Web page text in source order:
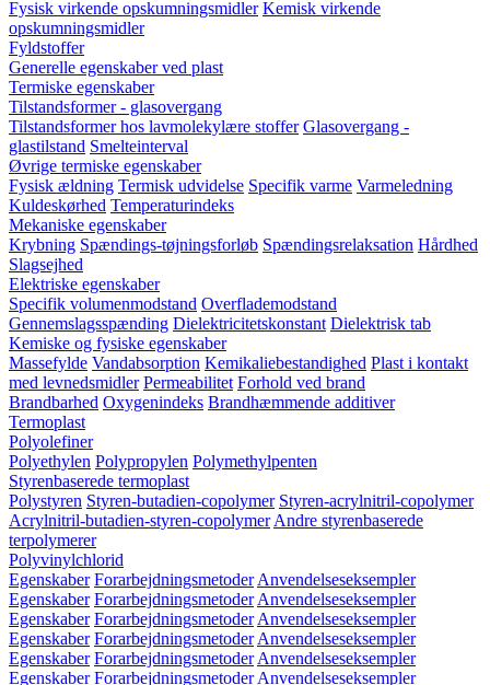
Fysisk virkende opskumningsmidler Kemisk virkende
opskumningsmidler
Fyldstoffer
Generelle egenskaber ved plast
Termiske egenskaber
Tilstandsformer - glasovergang
Tilstandsformer hos lavmolekylære stoffer Glasovergang -
glastilstand Smelteinterval
Øvrige termiske egenskaber
Fysisk ældning Termisk udvidelse Specifik varme Varmeledning
Kuldeskørhed Temperaturindeks
Mekaniske egenskaber
Krybning Spændings-tøjningsforløb Spændingsrelaksation Hårdhed
Slagsejhed
Elektriske egenskaber
Specifik volumenmodstand Overflademodstand
Gennemslagsspænding Dielektricitetskonstant Dielektrisk tab
Kemiske og fysiske egenskaber
Massefylde Vandabsorption Kemikaliebestandighed Plast i kontakt
med levnedsmidler Permeabilitet Forhold ved brand
Brandbarhed Oxygenindeks Brandhæmmende additiver
Termoplast
Polyolefiner
Polyethylen Polypropylen Polymethylpenten
Styrenbaserede termoplast
Polystyren Styren-butadien-copolymer Styren-acrylnitril-copolymer
Acrylnitril-butadien-styren-copolymer Andre styrenbaserede
terpolymerer
Polyvinylchlorid
Egenskaber Forarbejdningsmetoder Anvendelseseksempler
Egenskaber Forarbejdningsmetoder Anvendelseseksempler
Egenskaber Forarbejdningsmetoder Anvendelseseksempler
Egenskaber Forarbejdningsmetoder Anvendelseseksempler
Egenskaber Forarbejdningsmetoder Anvendelseseksempler
Egenskaber Forarbejdningsmetoder Anvendelseseksempler